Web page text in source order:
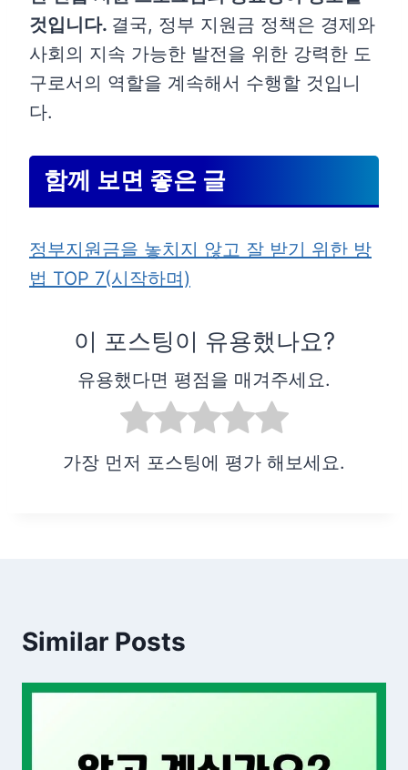
것입니다. 결국, 정부 지원금 정책은 경제와
사회의 지속 가능한 발전을 위한 강력한 도
구로서의 역할을 계속해서 수행할 것입니
다.
함께 보면 좋은 글
정부지원금을 놓치지 않고 잘 받기 위한 방
법 TOP 7(시작하며)
이 포스팅이 유용했나요?
유용했다면 평점을 매겨주세요.
가장 먼저 포스팅에 평가 해보세요.
Similar Posts